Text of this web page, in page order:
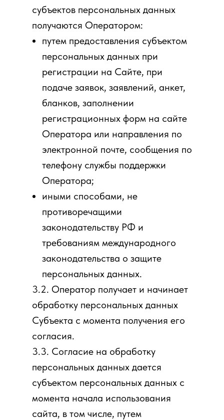
субъектов персональных данных
получаются Оператором:
путем предоставления субъектом
персональных данных при
регистрации на Сайте, при
подаче заявок, заявлений, анкет,
бланков, заполнении
регистрационных форм на сайте
Оператора или направления по
электронной почте, сообщения по
телефону службы поддержки
Оператора;
иными способами, не
противоречащими
законодательству РФ и
требованиям международного
законодательства о защите
персональных данных.
3.2. Оператор получает и начинает
обработку персональных данных
Субъекта с момента получения его
согласия.
3.3. Согласие на обработку
персональных данных дается
субъектом персональных данных с
момента начала использования
сайта, в том числе, путем